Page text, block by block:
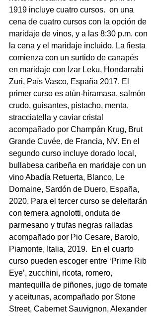
1919 incluye cuatro cursos.  on una
cena de cuatro cursos con la opción de
maridaje de vinos, y a las 8:30 p.m. con
la cena y el maridaje incluido. La fiesta
comienza con un surtido de canapés
en maridaje con Izar Leku, Hondarrabi
Zuri, País Vasco, España 2017. El
primer curso es atún-hiramasa, salmón
crudo, guisantes, pistacho, menta,
stracciatella y caviar cristal
acompañado por Champán Krug, Brut
Grande Cuvée, de Francia, NV. En el
segundo curso incluye dorado local,
bullabesa caribeña en maridaje con un
vino Abadía Retuerta, Blanco, Le
Domaine, Sardón de Duero, España,
2020. Para el tercer curso se deleitarán
con ternera agnolotti, onduta de
parmesano y trufas negras ralladas
acompañado por Pio Cesare, Barolo,
Piamonte, Italia, 2019.  En el cuarto
curso pueden escoger entre ‘Prime Rib
Eye’, zucchini, ricota, romero,
mantequilla de piñones, jugo de tomate
y aceitunas, acompañado por Stone
Street, Cabernet Sauvignon, Alexander